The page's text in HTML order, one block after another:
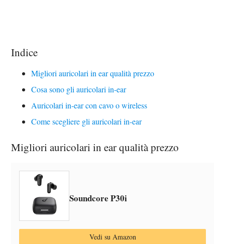
Indice
Migliori auricolari in ear qualità prezzo
Cosa sono gli auricolari in-ear
Auricolari in-ear con cavo o wireless
Come scegliere gli auricolari in-ear
Migliori auricolari in ear qualità prezzo
Soundcore P30i
Vedi su Amazon